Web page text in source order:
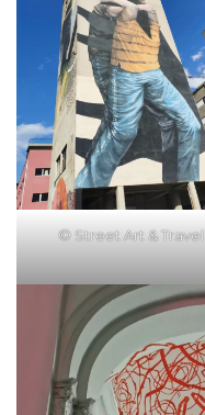
© Street Art & Travel